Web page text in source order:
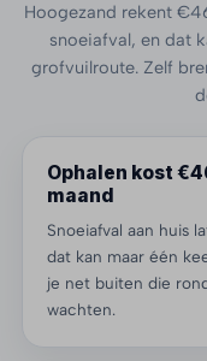
Hoogezand rekent
snoeiafval, en dat
grofvuilroute. Zelf
Ophalen kost
maand
Snoeiafval aan huis
dat kan maar één
je net buiten die
wachten.